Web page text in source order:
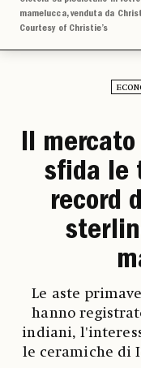
mamelucca, venduta da
Courtesy of Christie’s
Il
sfida le
record
Le aste
hanno
indiani,
le ceramiche di